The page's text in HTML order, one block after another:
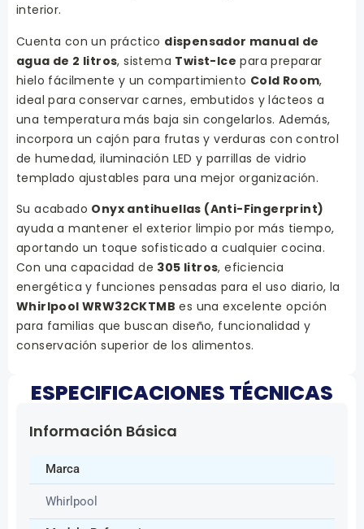
interior.
Cuenta con un práctico dispensador manual de
agua de 2 litros, sistema Twist-Ice para preparar
hielo fácilmente y un compartimiento Cold Room,
ideal para conservar carnes, embutidos y lácteos a
una temperatura más baja sin congelarlos. Además,
incorpora un cajón para frutas y verduras con control
de humedad, iluminación LED y parrillas de vidrio
templado ajustables para una mejor organización.
Su acabado Onyx antihuellas (Anti-Fingerprint)
ayuda a mantener el exterior limpio por más tiempo,
aportando un toque sofisticado a cualquier cocina.
Con una capacidad de 305 litros, eficiencia
energética y funciones pensadas para el uso diario, la
Whirlpool WRW32CKTMB es una excelente opción
para familias que buscan diseño, funcionalidad y
conservación superior de los alimentos.
ESPECIFICACIONES TÉCNICAS
Información Básica
Marca
Whirlpool